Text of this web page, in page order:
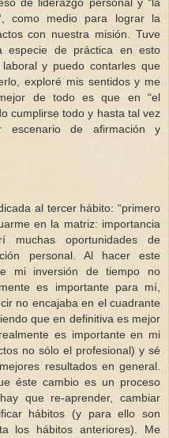
como medio para lograr la
con nuestra misión. Tuve
especie de práctica en esto
y puedo contarles que
exploré mis sentidos y me
de todo es que en “el
cumplirse todo y hasta tal vez
de afirmación y
al tercer hábito: “primero
en la matriz: importancia
muchas oportunidades de
personal. Al hacer este
mi inversión de tiempo no
es importante para mí,
no encajaba en el cuadrante
que en definitiva es mejor
es importante en mi
no sólo el profesional) y sé
resultados en general.
éste cambio es un proceso
que re-aprender, cambiar
hábitos (y para ello son
los hábitos anteriores). Me